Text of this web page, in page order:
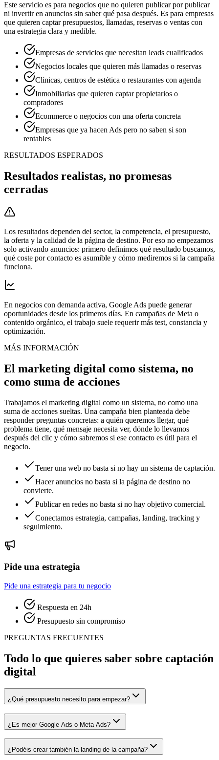
Este servicio es para negocios que no quieren publicar por publicar
ni invertir en anuncios sin saber qué pasa después. Es para empresas
que quieren captar presupuestos, llamadas, reservas o ventas con
una estrategia clara y medible.
Empresas de servicios que necesitan leads cualificados
Negocios locales que quieren más llamadas o reservas
Clínicas, centros de estética o restaurantes con agenda
Inmobiliarias que quieren captar propietarios o
compradores
Ecommerce o negocios con una oferta concreta
Empresas que ya hacen Ads pero no saben si son
rentables
RESULTADOS ESPERADOS
Resultados realistas, no promesas
cerradas
Los resultados dependen del sector, la competencia, el presupuesto,
la oferta y la calidad de la página de destino. Por eso no empezamos
solo activando anuncios: primero definimos qué resultado buscamos,
qué coste por contacto es asumible y cómo mediremos si la campaña
funciona.
En negocios con demanda activa, Google Ads puede generar
oportunidades desde los primeros días. En campañas de Meta o
contenido orgánico, el trabajo suele requerir más test, constancia y
optimización.
MÁS INFORMACIÓN
El marketing digital como sistema, no
como suma de acciones
Trabajamos el marketing digital como un sistema, no como una
suma de acciones sueltas. Una campaña bien planteada debe
responder preguntas concretas: a quién queremos llegar, qué
problema tiene, qué mensaje necesita ver, dónde lo llevamos
después del clic y cómo sabremos si ese contacto es útil para el
negocio.
Tener una web no basta si no hay un sistema de captación.
Hacer anuncios no basta si la página de destino no
convierte.
Publicar en redes no basta si no hay objetivo comercial.
Conectamos estrategia, campañas, landing, tracking y
seguimiento.
Pide una estrategia
Pide una estrategia para tu negocio
Respuesta en 24h
Presupuesto sin compromiso
PREGUNTAS FRECUENTES
Todo lo que quieres saber sobre captación
digital
¿Qué presupuesto necesito para empezar?
¿Es mejor Google Ads o Meta Ads?
¿Podéis crear también la landing de la campaña?